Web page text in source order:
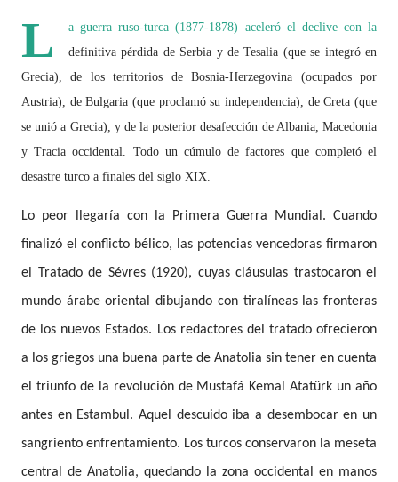
L
a guerra ruso-turca (1877-1878) aceleró el declive con la
definitiva pérdida de Serbia y de Tesalia (que se integró en
Grecia), de los territorios de Bosnia-Herzegovina (ocupados por
Austria), de Bulgaria (que proclamó su independencia), de Creta (que
se unió a Grecia), y de la posterior desafección de Albania, Macedonia
y Tracia occidental. Todo un cúmulo de factores que completó el
desastre turco a finales del siglo XIX.
Lo peor llegaría con la Primera Guerra Mundial. Cuando
finalizó el conflicto bélico, las potencias vencedoras firmaron
el Tratado de Sévres (1920), cuyas cláusulas trastocaron el
mundo árabe oriental dibujando con tiralíneas las fronteras
de los nuevos Estados. Los redactores del tratado ofrecieron
a los griegos una buena parte de Anatolia sin tener en cuenta
el triunfo de la revolución de Mustafá Kemal Atatürk un año
antes en Estambul. Aquel descuido iba a desembocar en un
sangriento enfrentamiento. Los turcos conservaron la meseta
central de Anatolia, quedando la zona occidental en manos